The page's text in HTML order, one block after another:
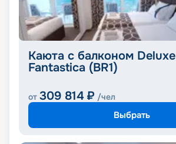
Каюта с балконом Deluxe
Fantastica (BR1)
от 309 814 ₽ /чел
Выбрать